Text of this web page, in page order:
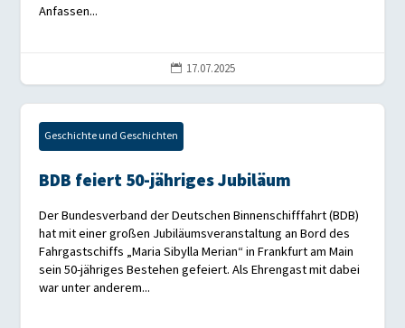
Anfassen...
 17.07.2025
Geschichte und Geschichten
BDB feiert 50-jähriges Jubiläum
Der Bundesverband der Deutschen Binnenschifffahrt (BDB)
hat mit einer großen Jubiläumsveranstaltung an Bord des
Fahrgastschiffs „Maria Sibylla Merian“ in Frankfurt am Main
sein 50-jähriges Bestehen gefeiert. Als Ehrengast mit dabei
war unter anderem...